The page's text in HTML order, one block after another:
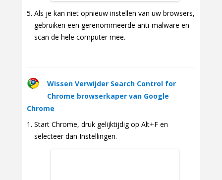
Als je kan niet opnieuw instellen van uw browsers,
gebruiken een gerenommeerde anti-malware en
scan de hele computer mee.
Wissen Verwijder Search Control for
Chrome browserkaper van Google
Chrome
Start Chrome, druk gelijktijdig op Alt+F en
selecteer dan Instellingen.